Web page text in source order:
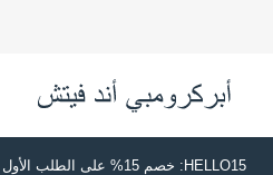
HELLO15: خصم 15% على الطلب الأول عند استخدام الكود | توصيل مجاني على جميع الطلبات بقيمة 500 ريال سعودي أو أكثر | اشترِ الآن وادفع لاحقًا عبر تابي وتمارا